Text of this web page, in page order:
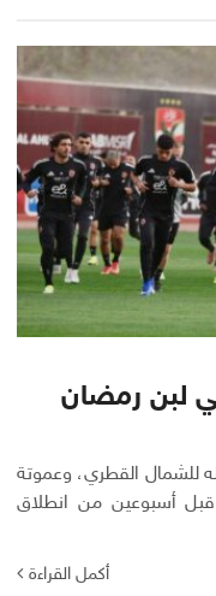
لبن رمضان
للشمال القطري، وعموتة
قبل أسبوعين من انطلاق
أكمل القراءة